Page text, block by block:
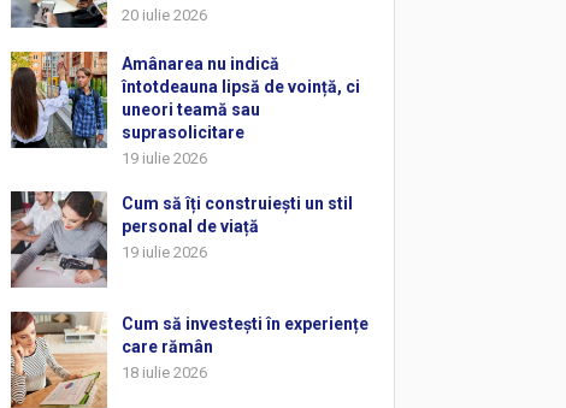
20 iulie 2026
Amânarea nu indică
întotdeauna lipsă de voință, ci
uneori teamă sau
suprasolicitare
19 iulie 2026
Cum să îți construiești un stil
personal de viață
19 iulie 2026
Cum să investești în experiențe
care rămân
18 iulie 2026